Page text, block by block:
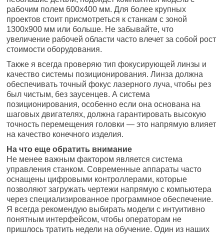
рабочим полем 600х400 мм. Для более крупных
проектов стоит присмотреться к станкам с зоной
1300х900 мм или больше. Не забывайте, что
увеличение рабочей области часто влечет за собой рост
стоимости оборудования.
Также я всегда проверяю тип фокусирующей линзы и
качество системы позиционирования. Линза должна
обеспечивать точный фокус лазерного луча, чтобы рез
был чистым, без заусенцев. А система
позиционирования, особенно если она основана на
шаговых двигателях, должна гарантировать высокую
точность перемещения головки — это напрямую влияет
на качество конечного изделия.
На что еще обратить внимание
Не менее важным фактором является система
управления станком. Современные аппараты часто
оснащены цифровыми контроллерами, которые
позволяют загружать чертежи напрямую с компьютера
через специализированное программное обеспечение.
Я всегда рекомендую выбирать модели с интуитивно
понятным интерфейсом, чтобы операторам не
пришлось тратить недели на обучение. Один из наших